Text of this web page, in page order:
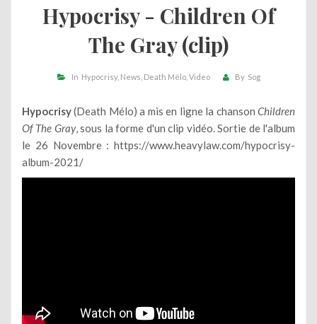
Hypocrisy - Children Of
The Gray (clip)
In Hypocrisy News Death Mélo Video By Sog
Hypocrisy(Death Mélo) a mis en ligne la chanson Children
Of The Gray, sous la forme d'un clip vidéo. Sortie de l'album
le 26 Novembre : https://www.heavylaw.com/hypocrisy-
album-2021/